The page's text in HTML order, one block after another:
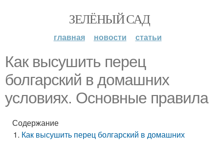
ЗЕЛЁНЫЙ САД
главная новости статьи
Как высушить перец
болгарский в домашних
условиях. Основные правила
Содержание
Как высушить перец болгарский в домашних